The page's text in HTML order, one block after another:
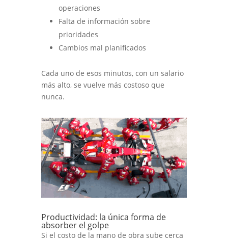
operaciones
Falta de información sobre
prioridades
Cambios mal planificados
Cada uno de esos minutos, con un salario
más alto, se vuelve más costoso que
nunca.
Productividad: la única forma de
absorber el golpe
Si el costo de la mano de obra sube cerca